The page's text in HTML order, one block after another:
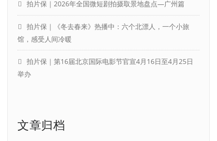
拍片保｜2026年全国微短剧拍摄取景地盘点—广州篇
拍片保｜《冬去春来》热播中：六个北漂人，一个小旅
馆，感受人间冷暖
拍片保｜第16届北京国际电影节官宣4月16日至4月25日
举办
文章归档